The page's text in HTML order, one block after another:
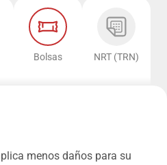
Bolsas NRT (TRN)
menos daños para su